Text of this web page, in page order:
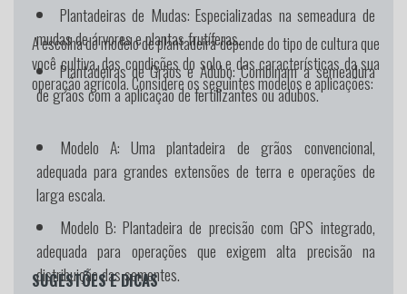
Plantadeiras de Mudas: Especializadas na semeadura de
mudas de árvores e plantas frutíferas.
Plantadeiras de Grãos e Adubo:Combinam a semeadura
de grãos com a aplicação de fertilizantes ou adubos.
A escolha do modelo de plantadeira depende do tipo de cultura que
você cultiva, das condições do solo e das características da sua
operação agrícola. Considere os seguintes modelos e aplicações:
Modelo A: Uma plantadeira de grãos convencional,
adequada para grandes extensões de terra e operações de
larga escala.
Modelo B: Plantadeira de precisão com GPS integrado,
adequada para operações que exigem alta precisão na
distribuição das sementes.
SUGESTÕES E DICAS